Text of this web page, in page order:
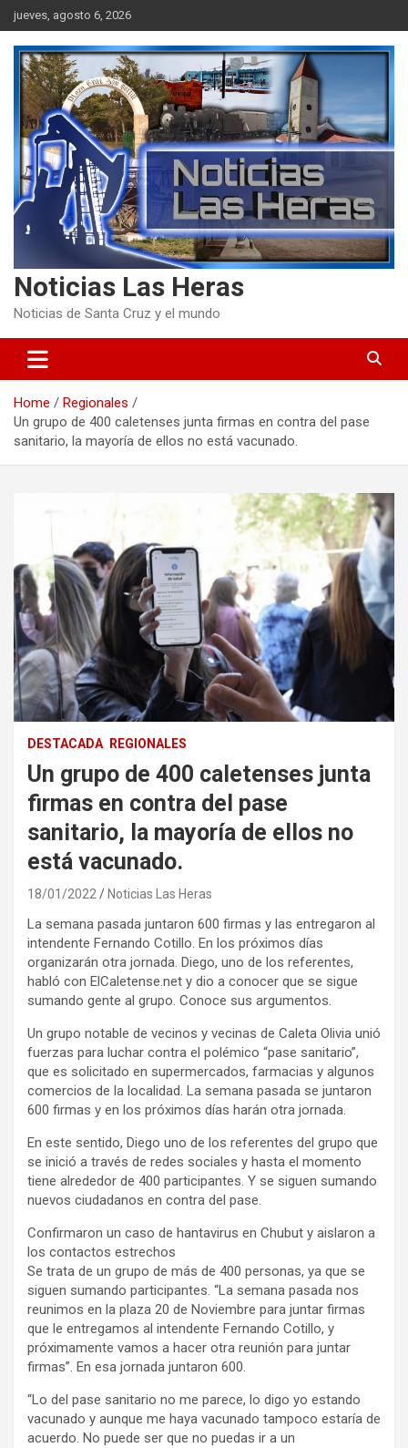
Skip
to
content
jueves, agosto 6, 2026
Noticias Las Heras
Noticias de Santa Cruz y el mundo
Home
Regionales
Un grupo de 400 caletenses junta firmas en contra del pase
sanitario, la mayoría de ellos no está vacunado.
DESTACADA REGIONALES
Un grupo de 400 caletenses junta
firmas en contra del pase
sanitario, la mayoría de ellos no
está vacunado.
18/01/2022 Noticias Las Heras
La semana pasada juntaron 600 firmas y las entregaron al
intendente Fernando Cotillo. En los próximos días
organizarán otra jornada. Diego, uno de los referentes,
habló con ElCaletense.net y dio a conocer que se sigue
sumando gente al grupo. Conoce sus argumentos.
Un grupo notable de vecinos y vecinas de Caleta Olivia unió
fuerzas para luchar contra el polémico “pase sanitario”,
que es solicitado en supermercados, farmacias y algunos
comercios de la localidad. La semana pasada se juntaron
600 firmas y en los próximos días harán otra jornada.
En este sentido, Diego uno de los referentes del grupo que
se inició a través de redes sociales y hasta el momento
tiene alrededor de 400 participantes. Y se siguen sumando
nuevos ciudadanos en contra del pase.
Confirmaron un caso de hantavirus en Chubut y aislaron a
los contactos estrechos
Se trata de un grupo de más de 400 personas, ya que se
siguen sumando participantes. “La semana pasada nos
reunimos en la plaza 20 de Noviembre para juntar firmas
que le entregamos al intendente Fernando Cotillo, y
próximamente vamos a hacer otra reunión para juntar
firmas”. En esa jornada juntaron 600.
“Lo del pase sanitario no me parece, lo digo yo estando
vacunado y aunque me haya vacunado tampoco estaría de
acuerdo. No puede ser que no puedas ir a un